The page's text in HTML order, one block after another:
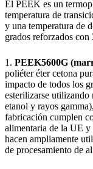
El PEEK es un
temperatura de
y una temperatura de
grados reforzados
1. PEEK5600G
poliéter éter cetona
impacto de todos los
esterilizarse utilizando
etanol y rayos
fabricación cumplen
alimentaria de la UE
hacen ampliamente
de procesamiento de